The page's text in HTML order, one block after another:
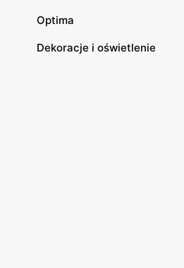
Optima
Dekoracje i oświetlenie